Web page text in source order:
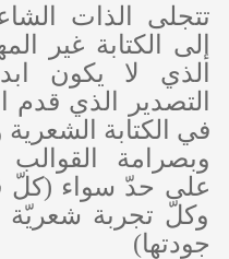
تتجلى الذات
إلى الكتابة غير
الذي لا يكون
التصدير الذي
في الكتابة الشعرية
وبصرامة القوالب
على حدّ سواء
وكلّ تجربة
جودتها)